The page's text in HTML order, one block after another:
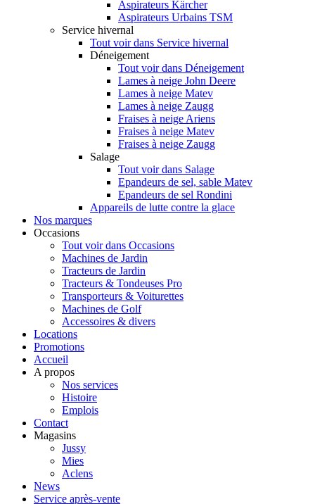
Aspirateurs Kärcher
Aspirateurs Urbains TSM
Service hivernal
Tout voir dans Service hivernal
Déneigement
Tout voir dans Déneigement
Lames à neige John Deere
Lames à neige Matev
Lames à neige Zaugg
Fraises à neige Ariens
Fraises à neige Matev
Fraises à neige Zaugg
Salage
Tout voir dans Salage
Epandeurs de sel, sable Matev
Epandeurs de sel Rondini
Appareils de lutte contre la glace
Nos marques
Occasions
Tout voir dans Occasions
Machines de Jardin
Tracteurs de Jardin
Tracteurs & Tondeuses Pro
Transporteurs & Voiturettes
Machines de Golf
Accessoires & divers
Locations
Promotions
Accueil
A propos
Nos services
Histoire
Emplois
Contact
Magasins
Jussy
Mies
Aclens
News
Service après-vente